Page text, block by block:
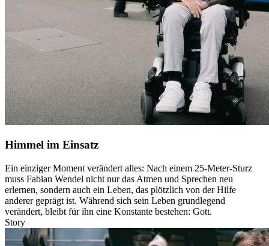
Himmel im Einsatz
Ein einziger Moment verändert alles: Nach einem 25-Meter-Sturz
muss Fabian Wendel nicht nur das Atmen und Sprechen neu
erlernen, sondern auch ein Leben, das plötzlich von der Hilfe
anderer geprägt ist. Während sich sein Leben grundlegend
verändert, bleibt für ihn eine Konstante bestehen: Gott.
Story